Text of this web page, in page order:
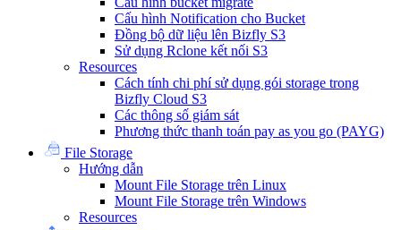
Cấu hình Notification cho Bucket
Đồng bộ dữ liệu lên Bizfly S3
Sử dụng Rclone kết nối S3
Resources
Cách tính chi phí sử dụng gói storage trong
Bizfly Cloud S3
Các thông số giám sát
Phương thức thanh toán pay as you go (PAYG)
File Storage
Hướng dẫn
Mount File Storage trên Linux
Mount File Storage trên Windows
Resources